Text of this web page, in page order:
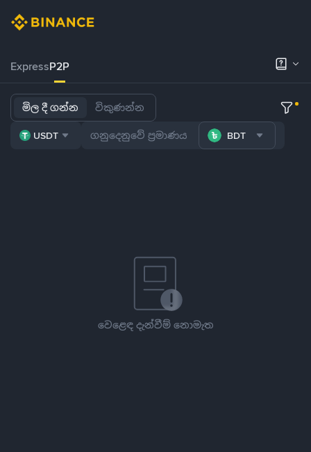
ExpressP2P
මිල දී ගන්න විකුණන්න
USDT BDT
වෙළෙඳ දැන්වීම් නොමැත